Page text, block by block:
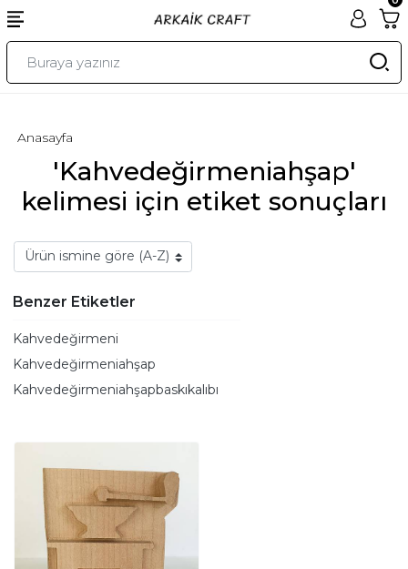
'Kahvedeğirmeniahşap'
kelimesi için etiket sonuçları
Anasayfa
Benzer Etiketler
Kahvedeğirmeni
Kahvedeğirmeniahşap
Kahvedeğirmeniahşapbaskıkalıbı